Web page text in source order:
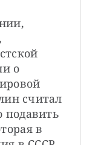
о
считал
подавить
в